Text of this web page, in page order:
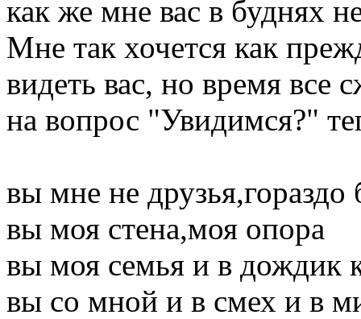
как же мне вас в буднях
Мне так хочется как
видеть вас, но время все
на вопрос "Увидимся?"
вы мне не друзья,гораздо
вы моя стена,моя опора
вы моя семья и в дождик
вы со мной и в смех и в